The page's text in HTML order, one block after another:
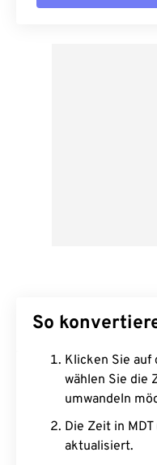
So
Klicken Sie auf
wählen Sie die
umwandeln
Die Zeit in
aktualisiert.